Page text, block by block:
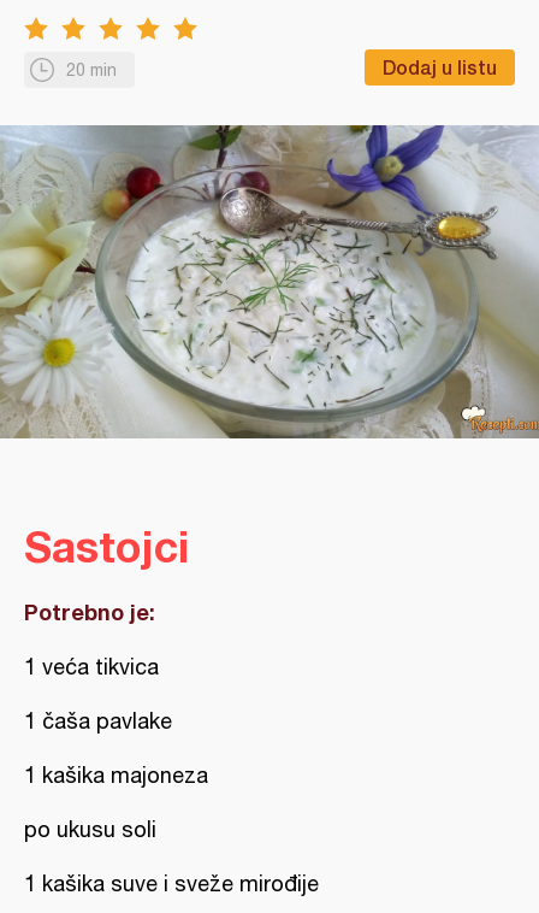
20 min Dodaj u listu
Sastojci
Potrebno je:
1 veća tikvica
1 čaša pavlake
1 kašika majoneza
po ukusu soli
1 kašika suve i sveže mirođije